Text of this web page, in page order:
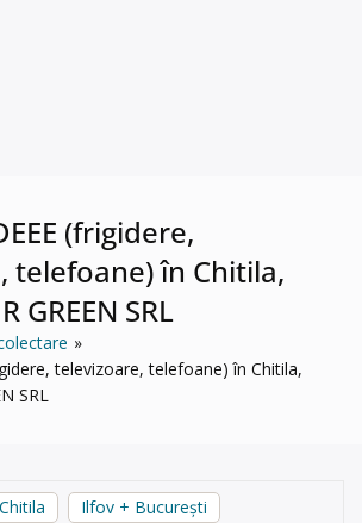
(frigidere,
telefoane) în Chitila,
GREEN SRL
televizoare, telefoane) în Chitila,
SRL
Chitila
Ilfov + București